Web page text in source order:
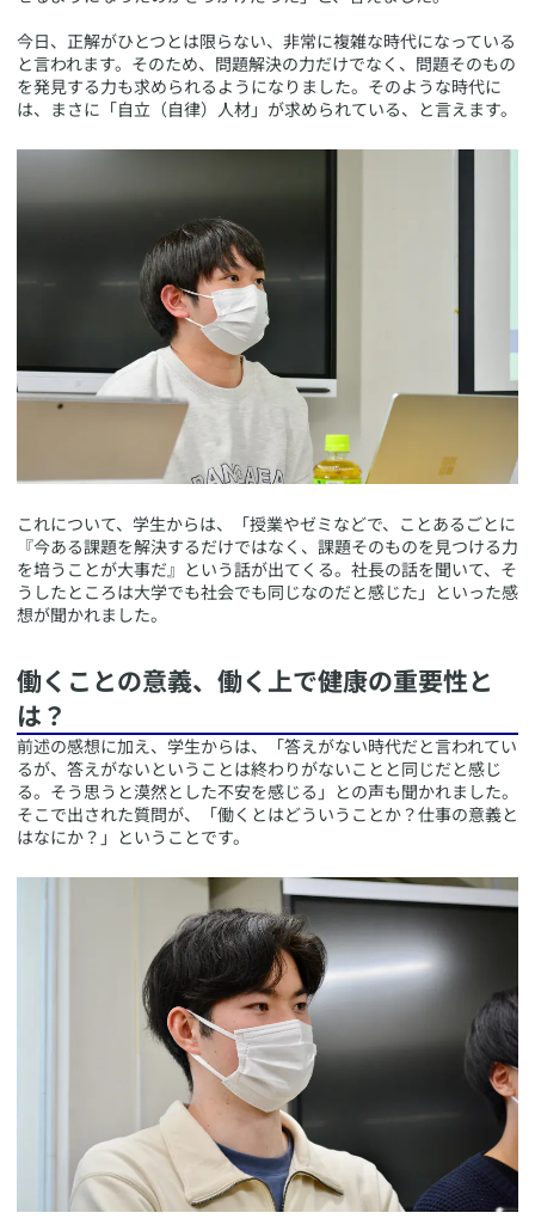
今日、正解がひとつとは限らない、非常に複雑な時代になっている
と言われます。そのため、問題解決の力だけでなく、問題そのもの
を発見する力も求められるようになりました。そのような時代に
は、まさに「自立（自律）人材」が求められている、と言えます。
​これについて、学生からは、「授業やゼミなどで、ことあるごとに
『今ある課題を解決するだけではなく、課題そのものを見つける力
を培うことが大事だ』という話が出てくる。社長の話を聞いて、そ
うしたところは大学でも社会でも同じなのだと感じた」といった感
想が聞かれました。
​働くことの意義、働く上で健康の重要性と
は？
​前述の感想に加え、学生からは、「答えがない時代だと言われてい
るが、答えがないということは終わりがないことと同じだと感じ
る。そう思うと漠然とした不安を感じる」との声も聞かれました。
そこで出された質問が、「働くとはどういうことか？仕事の意義と
はなにか？」ということです。